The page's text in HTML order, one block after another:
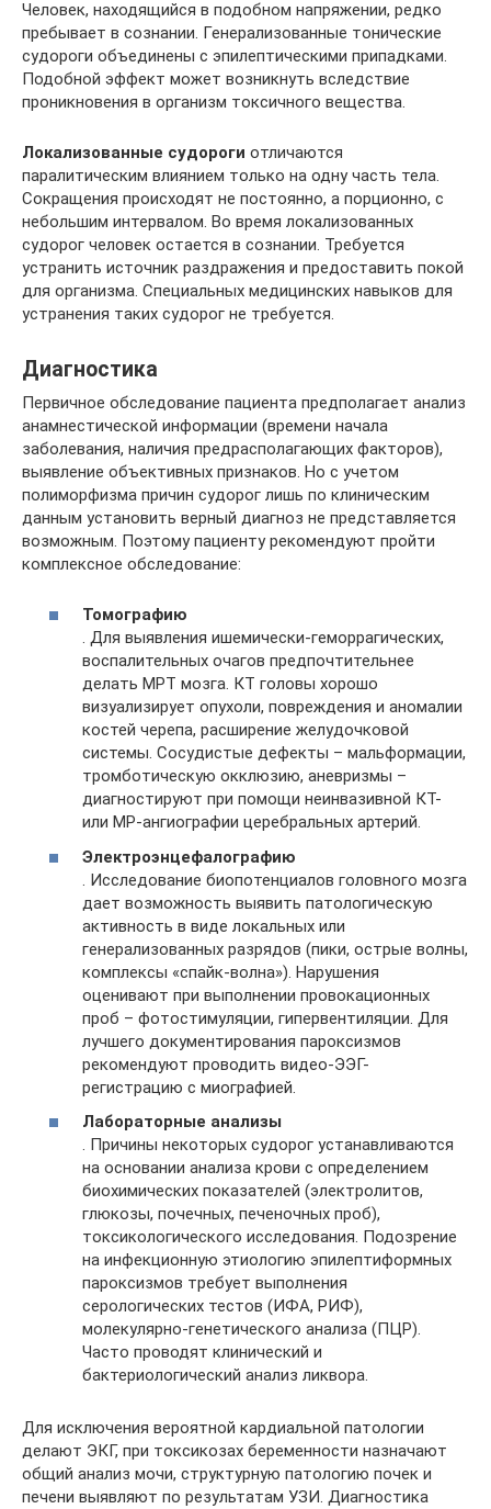
Человек, находящийся в подобном напряжении, редко
пребывает в сознании. Генерализованные тонические
судороги объединены с эпилептическими припадками.
Подобной эффект может возникнуть вследствие
проникновения в организм токсичного вещества.
Локализованные судороги отличаются
паралитическим влиянием только на одну часть тела.
Сокращения происходят не постоянно, а порционно, с
небольшим интервалом. Во время локализованных
судорог человек остается в сознании. Требуется
устранить источник раздражения и предоставить покой
для организма. Специальных медицинских навыков для
устранения таких судорог не требуется.
Диагностика
Первичное обследование пациента предполагает анализ
анамнестической информации (времени начала
заболевания, наличия предрасполагающих факторов),
выявление объективных признаков. Но с учетом
полиморфизма причин судорог лишь по клиническим
данным установить верный диагноз не представляется
возможным. Поэтому пациенту рекомендуют пройти
комплексное обследование:
Томографию
. Для выявления ишемически-геморрагических,
воспалительных очагов предпочтительнее
делать МРТ мозга. КТ головы хорошо
визуализирует опухоли, повреждения и аномалии
костей черепа, расширение желудочковой
системы. Сосудистые дефекты – мальформации,
тромботическую окклюзию, аневризмы –
диагностируют при помощи неинвазивной КТ-
или МР-ангиографии церебральных артерий.
Электроэнцефалографию
. Исследование биопотенциалов головного мозга
дает возможность выявить патологическую
активность в виде локальных или
генерализованных разрядов (пики, острые волны,
комплексы «спайк-волна»). Нарушения
оценивают при выполнении провокационных
проб – фотостимуляции, гипервентиляции. Для
лучшего документирования пароксизмов
рекомендуют проводить видео-ЭЭГ-
регистрацию с миографией.
Лабораторные анализы
. Причины некоторых судорог устанавливаются
на основании анализа крови с определением
биохимических показателей (электролитов,
глюкозы, почечных, печеночных проб),
токсикологического исследования. Подозрение
на инфекционную этиологию эпилептиформных
пароксизмов требует выполнения
серологических тестов (ИФА, РИФ),
молекулярно-генетического анализа (ПЦР).
Часто проводят клинический и
бактериологический анализ ликвора.
Для исключения вероятной кардиальной патологии
делают ЭКГ, при токсикозах беременности назначают
общий анализ мочи, структурную патологию почек и
печени выявляют по результатам УЗИ. Диагностика